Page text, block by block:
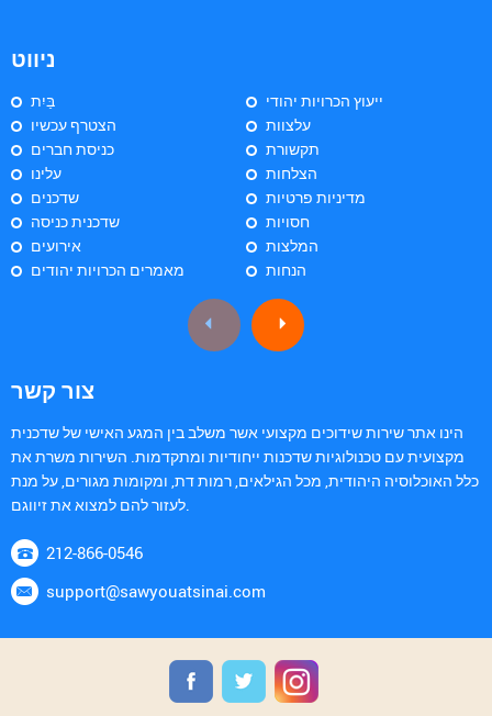
ניווט
בַּיִת
הצטרף עכשיו
כניסת חברים
עלינו
שדכנים
שדכנית כניסה
אירועים
מאמרים הכרויות יהודים
ייעוץ הכרויות יהודי
עלצוות
תקשורת
הצלחות
מדיניות פרטיות
חסויות
המלצות
הנחות
צור קשר
הינו אתר שירות שידוכים מקצועי אשר משלב בין המגע האישי של שדכנית
מקצועית עם טכנולוגיות שדכנות ייחודיות ומתקדמות. השירות משרת את
כלל האוכלוסיה היהודית, מכל הגילאים, רמות דת, ומקומות מגורים, על מנת
212-866-0546
support@sawyouatsinai.com